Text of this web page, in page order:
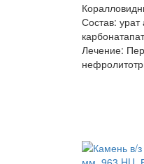
Состав:
Лечение: